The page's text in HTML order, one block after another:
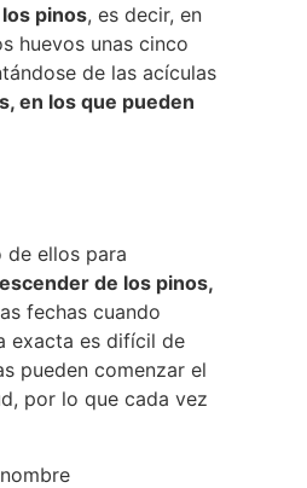
pinos, es decir, en
huevos unas cinco
de las acículas
en los que pueden
de ellos para
de los pinos,
fechas cuando
exacta es difícil de
pueden comenzar el
por lo que cada vez